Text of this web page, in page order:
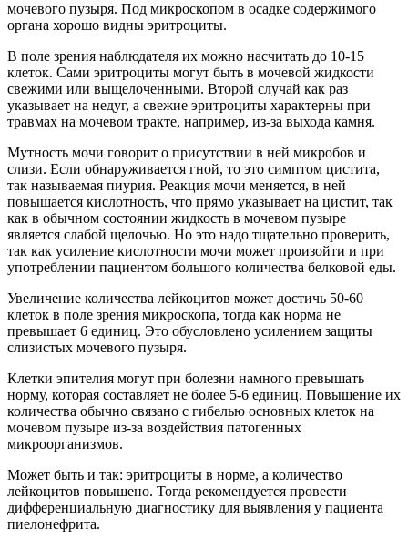
мочевого пузыря. Под микроскопом в осадке содержимого
органа хорошо видны эритроциты.
В поле зрения наблюдателя их можно насчитать до 10-15
клеток. Сами эритроциты могут быть в мочевой жидкости
свежими или выщелоченными. Второй случай как раз
указывает на недуг, а свежие эритроциты характерны при
травмах на мочевом тракте, например, из-за выхода камня.
Мутность мочи говорит о присутствии в ней микробов и
слизи. Если обнаруживается гной, то это симптом цистита,
так называемая пиурия. Реакция мочи меняется, в ней
повышается кислотность, что прямо указывает на цистит, так
как в обычном состоянии жидкость в мочевом пузыре
является слабой щелочью. Но это надо тщательно проверить,
так как усиление кислотности мочи может произойти и при
употреблении пациентом большого количества белковой еды.
Увеличение количества лейкоцитов может достичь 50-60
клеток в поле зрения микроскопа, тогда как норма не
превышает 6 единиц. Это обусловлено усилением защиты
слизистых мочевого пузыря.
Клетки эпителия могут при болезни намного превышать
норму, которая составляет не более 5-6 единиц. Повышение их
количества обычно связано с гибелью основных клеток на
мочевом пузыре из-за воздействия патогенных
микроорганизмов.
Может быть и так: эритроциты в норме, а количество
лейкоцитов повышено. Тогда рекомендуется провести
дифференциальную диагностику для выявления у пациента
пиелонефрита.